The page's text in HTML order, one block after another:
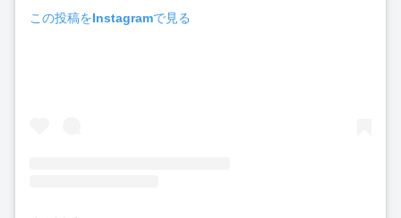
この投稿をInstagramで見る